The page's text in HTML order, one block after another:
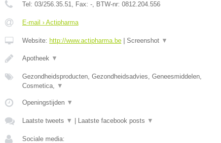
Tel: 03/256.35.51, Fax: -, BTW-nr: 0812.204.556
E-mail › Actipharma
Website: http://www.actipharma.be Screenshot ▼
Apotheek ▼
Gezondheidsproducten, Gezondheidsadvies, Geneesmiddelen,
Cosmetica, ▼
Openingstijden ▼
Laatste tweets ▼ Laatste facebook posts ▼
Sociale media: